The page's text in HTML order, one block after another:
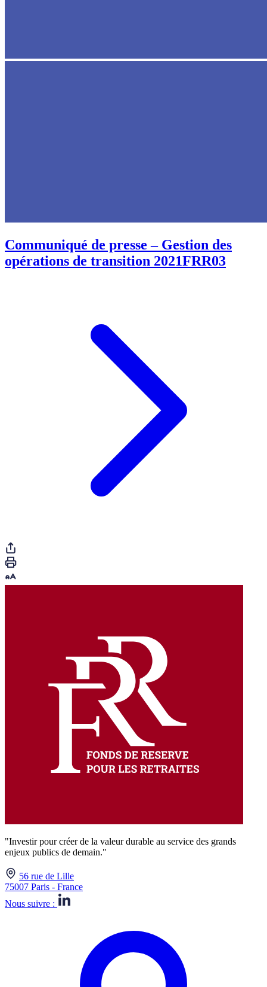
Communiqué de presse – Gestion des
opérations de transition 2021FRR03
"Investir pour créer de la valeur durable au service des grands
enjeux publics de demain."
56 rue de Lille
75007 Paris - France
Nous suivre :